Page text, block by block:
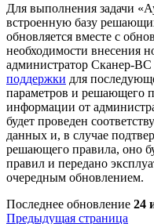
Для выполнения задачи
встроенную базу
обновляется вместе с
необходимости внесения
администратор Сканер-ВС
поддержки для
параметров и решающего
информации от
будет проведен
данных и, в случае
решающего правила, оно
правил и передано
очередным обновлением.
Последнее обновление 24
Предыдущая страница